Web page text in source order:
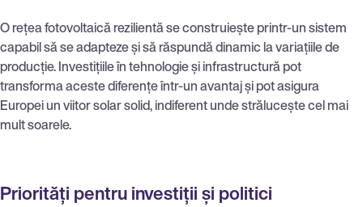
O rețea fotovoltaică rezilientă se construiește printr-un sistem
capabil să se adapteze și să răspundă dinamic la variațiile de
producție. Investițiile în tehnologie și infrastructură pot
transforma aceste diferențe într-un avantaj și pot asigura
Europei un viitor solar solid, indiferent unde strălucește cel mai
mult soarele.
Priorități pentru investiții și politici